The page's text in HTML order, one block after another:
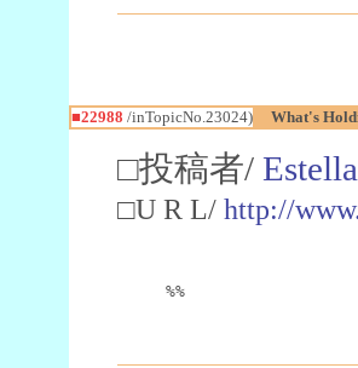
■22988 /inTopicNo.23024) What's
□投稿者/ Estella
□U R L/ http://
%%